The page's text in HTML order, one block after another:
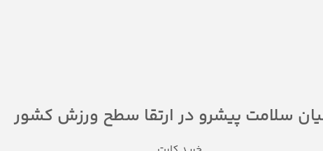
سلامت پیشرو در ارتقا سطح ورزش کشور